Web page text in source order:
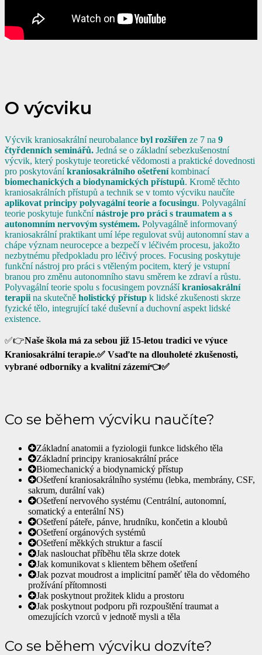
O výcviku
Výcvik kraniosakrální neurobalance byl rozšířen ze 7 na 9
čtyřdenních seminářů. Jedná se o základní sebezkušenostní
výcvik, který poskytuje teoretické vědomosti a praktické dovednosti
pro poskytováníkraniosakrálního ošetřeníkombinací
biomechanických a biodynamických přístupů. Kromě těchto
kraniosakrálních přístupů a technik se v tomto výcviku naučíte
aplikovat principy polyvagální teorie a focusingu. Polyvagální
teorie poskytuje funkčnínástroje pro práci s traumatem a s
autonomním nervovým systémem. Polyvagálně informovaný
kraniosakrální praktikant umí lépe regulovat svůj autonomní stav a
chápe význam neurocepce a bezpečí v léčivém procesu, jakožto
nezbytnému předpokladu pro léčivý proces. Focusing poskytuje
funkční nástroj pro práci s vtěleným pocitem, který je vstupní
branou pro změnu autonomního stavu směrem ke zdraví a růstu.
Polyvagální teorie spolu s focusingem povznášíkraniosakrální
terapii na skutečně holistický přístup k lidské zkušenosti skrze
fyzické tělo, integrující také duševní a duchovní aspekt lidské
existence.
✅👉Naše škola má za sebou již 15-letou tradici ve výuce
Kraniosakrální terapie.✅ Vsaďte na dlouholeté zkušenosti,
vybrané odborníky a kvalitní zázemí👈✅
Co se během výcviku naučíte?
Základní anatomii a fyziologii funkce lidského těla
Základní principy kraniosakrální práce
Biomechanický a biodynamický přístup
Ošetření kraniosakrálního systému (lebka, membrány, CSF,
sakrum, durální vak)
Ošetření nervového systému (Centrální, autonomní,
somatický a enterální NS)
Ošetření páteře, pánve, hrudníku, končetin a kloubů
Ošetření orgánových systémů
Ošetření měkkých struktur a fascií
Jak naslouchat příběhu těla skrze dotek
Jak komunikovat s klientem během ošetření
Jak pozvat moudrost a implicitní paměť těla do vědomého
prožívání přítomnosti
Jak poskytnout prožitek klidu a prostoru
Jak poskytnout podporu při rozpouštění traumat a
omezujících vzorců v jednotě mysli a těla
Co se během výcviku dozvíte?